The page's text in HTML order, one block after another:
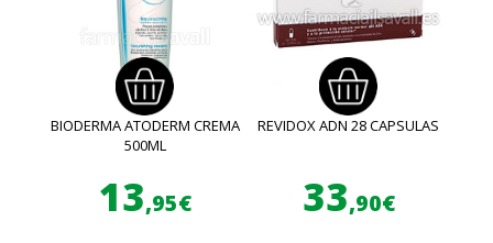
BIODERMA ATODERM CREMA
500ML
13,95€
REVIDOX ADN 28 CAPSULAS
33,90€